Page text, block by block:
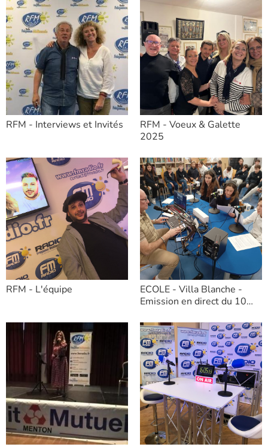
RFM - Interviews et Invités
RFM - Voeux & Galette
2025
RFM - L'équipe
ECOLE - Villa Blanche -
Emission en direct du 10